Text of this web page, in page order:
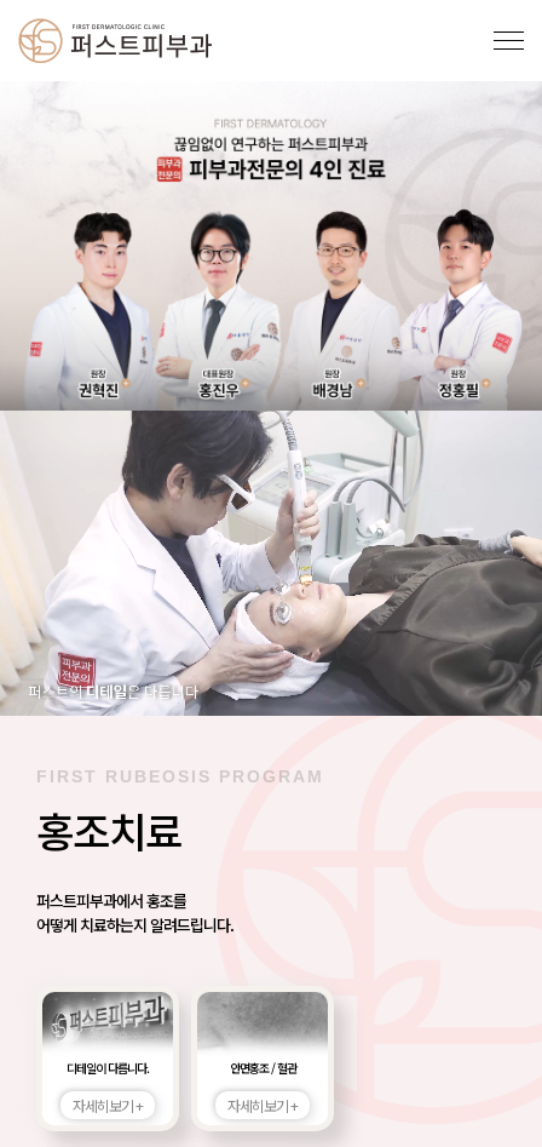
FIRST RUBEOSIS PROGRAM
홍조치료
퍼스트피부과에서 홍조를
어떻게 치료하는지 알려드립니다.
디테일이 다릅니다.
자세히보기 +
안면홍조 / 혈관
자세히보기 +